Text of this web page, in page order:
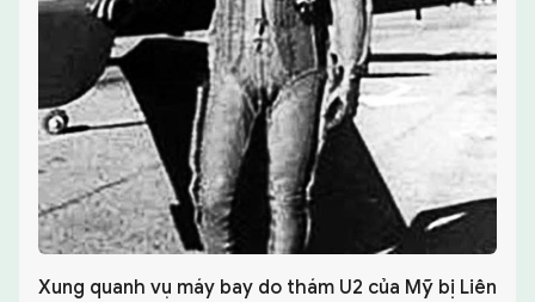
Xung quanh vụ máy bay do thám U2 của Mỹ bị Liên